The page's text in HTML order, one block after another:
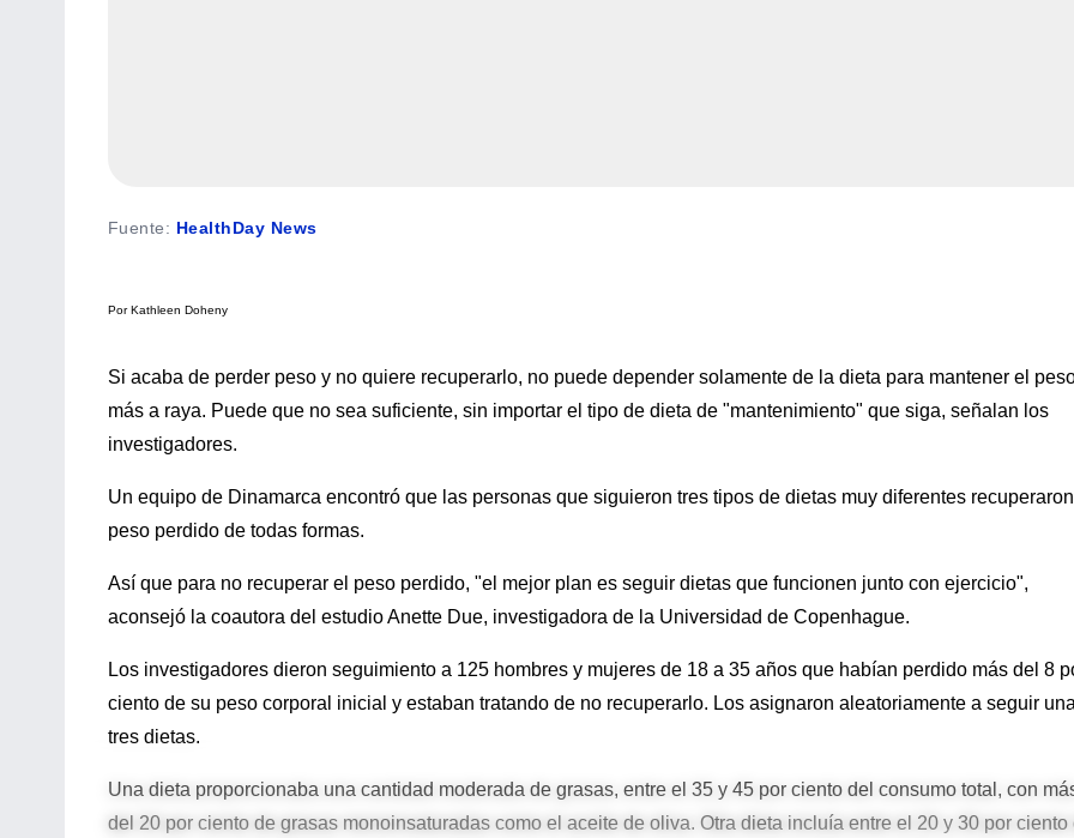
Fuente: HealthDay News
Por Kathleen Doheny
Si acaba de perder peso y no quiere recuperarlo, no puede depender solamente de la dieta para mantener el
más a raya. Puede que no sea suficiente, sin importar el tipo de dieta de "mantenimiento" que siga, señalan los
investigadores.
Un equipo de Dinamarca encontró que las personas que siguieron tres tipos de dietas muy diferentes
peso perdido de todas formas.
Así que para no recuperar el peso perdido, "el mejor plan es seguir dietas que funcionen junto con ejercicio",
aconsejó la coautora del estudio Anette Due, investigadora de la Universidad de Copenhague.
Los investigadores dieron seguimiento a 125 hombres y mujeres de 18 a 35 años que habían perdido más del 8
ciento de su peso corporal inicial y estaban tratando de no recuperarlo. Los asignaron aleatoriamente a seguir
tres dietas.
Una dieta proporcionaba una cantidad moderada de grasas, entre el 35 y 45 por ciento del consumo total, con
del 20 por ciento de grasas monoinsaturadas como el aceite de oliva. Otra dieta incluía entre el 20 y 30 por ciento